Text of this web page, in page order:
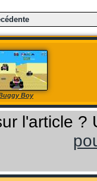
Boy
l'article